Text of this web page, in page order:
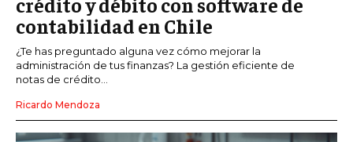
contabilidad en Chile
¿Te has preguntado alguna vez cómo mejorar la
administración de tus finanzas? La gestión eficiente de
notas de crédito...
Ricardo Mendoza